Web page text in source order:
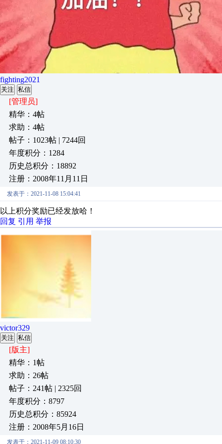
fighting2021
关注 私信
[管理员]
精华：4帖
求助：4帖
帖子：1023帖 | 7244回
年度积分：1284
历史总积分：18892
注册：2008年11月11日
发表于：2021-11-08 15:04:41
以上积分奖励已经发放哈！
回复 引用 举报
victor329
关注 私信
[版主]
精华：1帖
求助：26帖
帖子：241帖 | 2325回
年度积分：8797
历史总积分：85924
注册：2008年5月16日
发表于：2021-11-09 08:10:30